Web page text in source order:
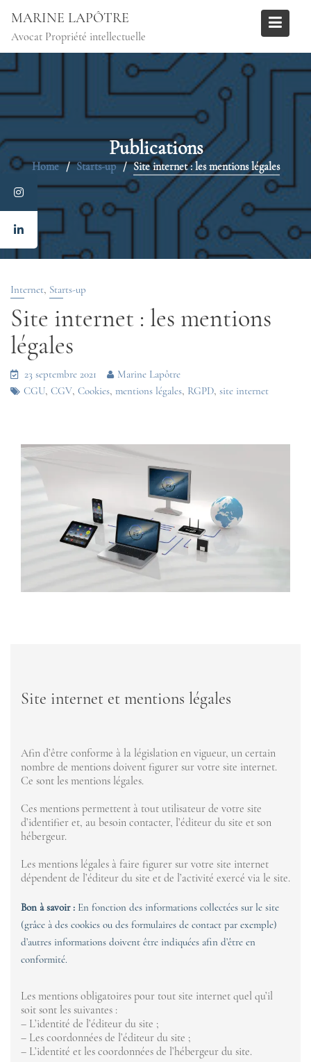
content
MARINE LAPÔTRE
Avocat Propriété intellectuelle
Publications
Home Starts-up Site internet : les mentions légales
Internet, Starts-up
Site internet : les mentions
légales
23 septembre 2021
Marine Lapôtre
CGU, CGV, Cookies, mentions légales, RGPD, site internet
Site internet et mentions légales
Afin d’être conforme à la législation en vigueur, un certain
nombre de mentions doivent figurer sur votre site internet.
Ce sont les mentions légales.
Ces mentions permettent à tout utilisateur de votre site
d’identifier et, au besoin contacter, l’éditeur du site et son
hébergeur.
Les mentions légales à faire figurer sur votre site internet
dépendent de l’éditeur du site et de l’activité exercé via le site.
Bon à savoir : En fonction des informations collectées sur le site
(grâce à des cookies ou des formulaires de contact par exemple)
d’autres informations doivent être indiquées afin d’être en
conformité.
Les mentions obligatoires pour tout site internet quel qu’il
soit sont les suivantes :
– L’identité de l’éditeur du site ;
– Les coordonnées de l’éditeur du site ;
– L’identité et les coordonnées de l’hébergeur du site.